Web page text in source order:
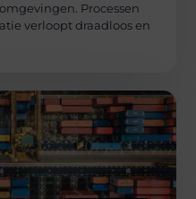
Processen
verloopt draadloos en